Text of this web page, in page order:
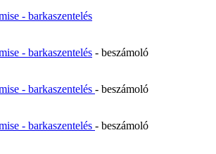
- barkaszentelés
- barkaszentelés - beszámoló
- barkaszentelés - beszámoló
- barkaszentelés - beszámoló